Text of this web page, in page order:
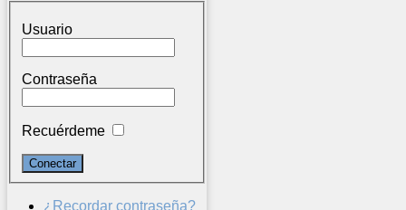
Usuario
Contraseña
Recuérdeme
¿Recordar contraseña?